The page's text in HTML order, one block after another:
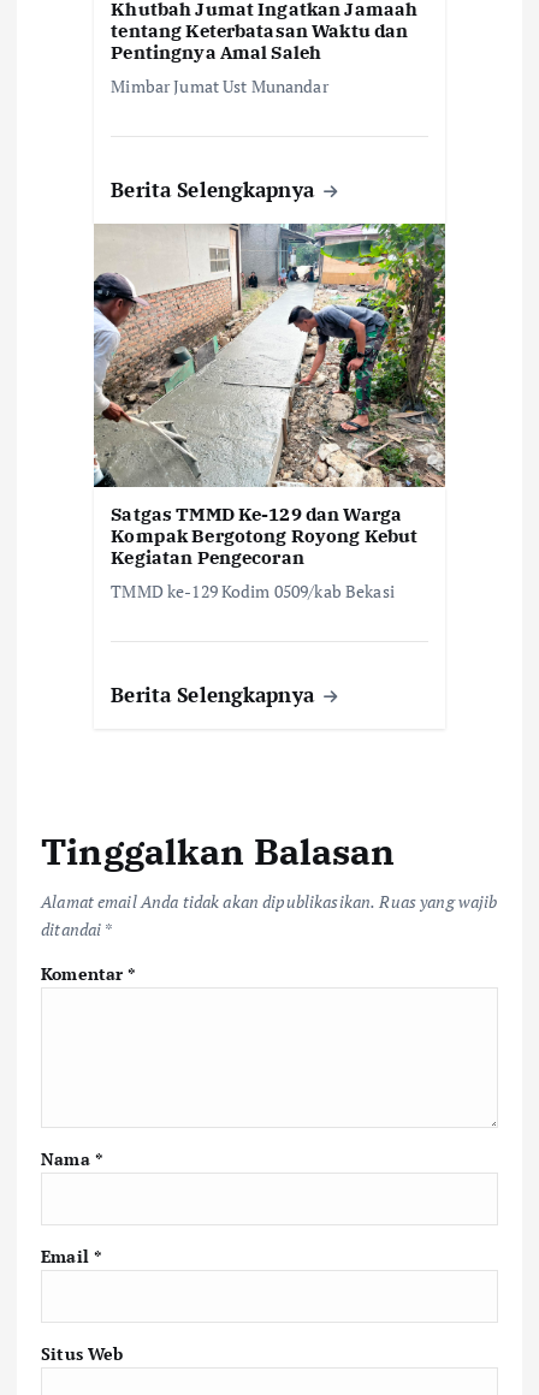
Khutbah Jumat Ingatkan Jamaah
tentang Keterbatasan Waktu dan
Pentingnya Amal Saleh
Mimbar Jumat Ust Munandar
Berita Selengkapnya
Satgas TMMD Ke-129 dan Warga
Kompak Bergotong Royong Kebut
Kegiatan Pengecoran
TMMD ke-129 Kodim 0509/kab Bekasi
Berita Selengkapnya
Tinggalkan Balasan
Alamat email Anda tidak akan dipublikasikan. Ruas yang wajib
ditandai *
Komentar*
Nama *
Email *
Situs Web